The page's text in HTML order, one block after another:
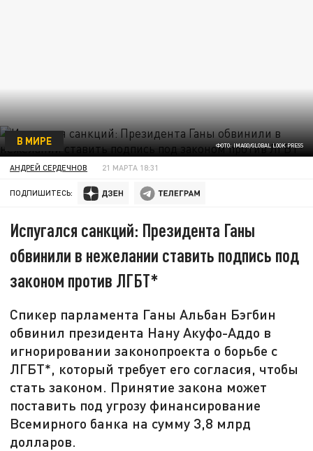
ФОТО: IMAGO/GLOBAL LOOK PRESS
В МИРЕ
АНДРЕЙ СЕРДЕЧНОВ 21 МАРТА 18:31
ПОДПИШИТЕСЬ:
Испугался санкций: Президента Ганы
обвинили в нежелании ставить подпись под
законом против ЛГБТ*
Спикер парламента Ганы Альбан Бэгбин
обвинил президента Нану Акуфо-Аддо в
игнорировании законопроекта о борьбе с
ЛГБТ*, который требует его согласия, чтобы
стать законом. Принятие закона может
поставить под угрозу финансирование
Всемирного банка на сумму 3,8 млрд
долларов.